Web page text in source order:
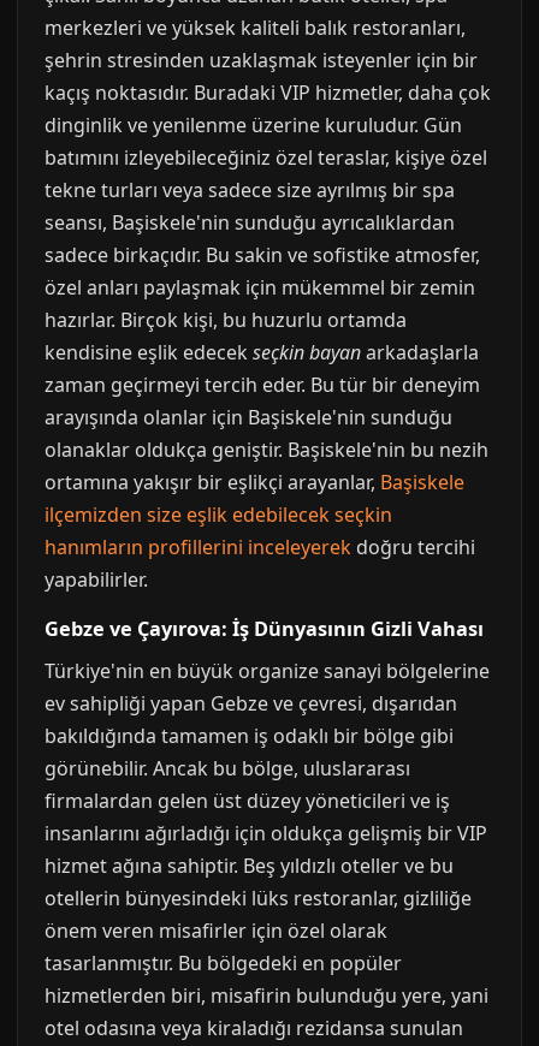
merkezleri ve yüksek kaliteli balık restoranları,
şehrin stresinden uzaklaşmak isteyenler için bir
kaçış noktasıdır. Buradaki VIP hizmetler, daha çok
dinginlik ve yenilenme üzerine kuruludur. Gün
batımını izleyebileceğiniz özel teraslar, kişiye özel
tekne turları veya sadece size ayrılmış bir spa
seansı, Başiskele'nin sunduğu ayrıcalıklardan
sadece birkaçıdır. Bu sakin ve sofistike atmosfer,
özel anları paylaşmak için mükemmel bir zemin
hazırlar. Birçok kişi, bu huzurlu ortamda
kendisine eşlik edecek seçkin bayanarkadaşlarla
zaman geçirmeyi tercih eder. Bu tür bir deneyim
arayışında olanlar için Başiskele'nin sunduğu
olanaklar oldukça geniştir. Başiskele'nin bu nezih
ortamına yakışır bir eşlikçi arayanlar, Başiskele
ilçemizden size eşlik edebilecek seçkin
hanımların profillerini inceleyerek doğru tercihi
yapabilirler.
Gebze ve Çayırova: İş Dünyasının Gizli Vahası
Türkiye'nin en büyük organize sanayi bölgelerine
ev sahipliği yapan Gebze ve çevresi, dışarıdan
bakıldığında tamamen iş odaklı bir bölge gibi
görünebilir. Ancak bu bölge, uluslararası
firmalardan gelen üst düzey yöneticileri ve iş
insanlarını ağırladığı için oldukça gelişmiş bir VIP
hizmet ağına sahiptir. Beş yıldızlı oteller ve bu
otellerin bünyesindeki lüks restoranlar, gizliliğe
önem veren misafirler için özel olarak
tasarlanmıştır. Bu bölgedeki en popüler
hizmetlerden biri, misafirin bulunduğu yere, yani
otel odasına veya kiraladığı rezidansa sunulan